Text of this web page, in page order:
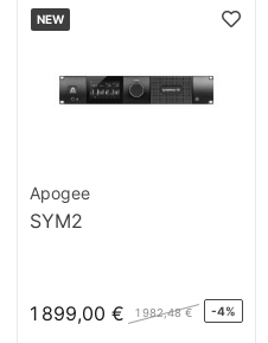
NEW
Apogee
SYM2
1 899,00 € 1 982,48 € -4%